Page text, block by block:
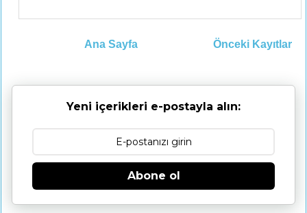
Önceki Kayıtlar
Ana Sayfa
Yeni içerikleri e-postayla alın:
Abone ol